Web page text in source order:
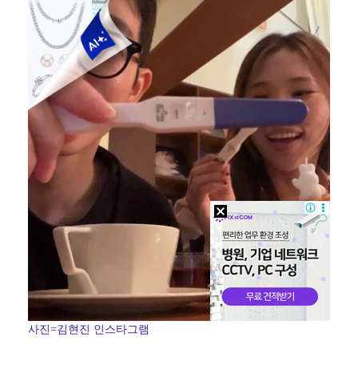
'선업튀' 서혜원, 결혼 4개월 만에 임신 경사 "행복…
경찰, 대한축구협회 '심판 성접대 논란' 수사 여부 검…
권영찬, 김수현 관련 허위사실 유포 혐의로 검찰行
사진=김현진 인스타그램